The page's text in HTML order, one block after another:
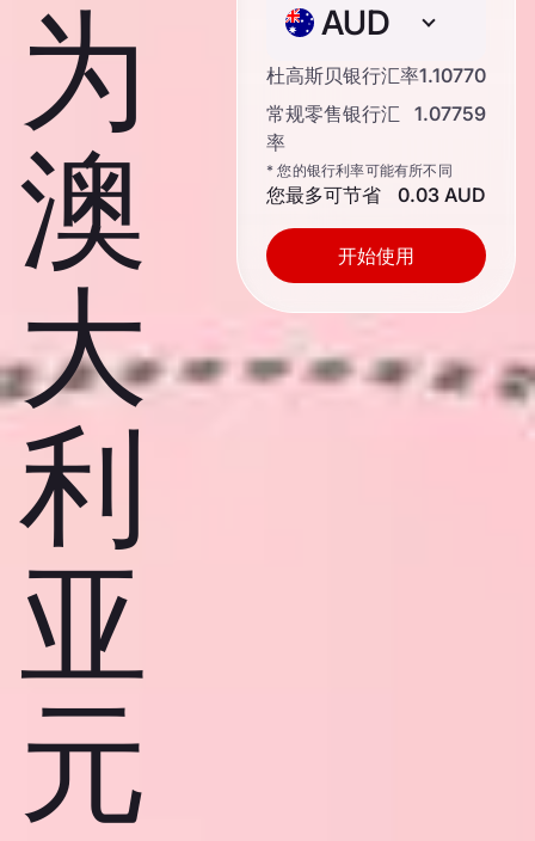
为
澳
大
利
亚
元
AUD
杜高斯贝银行汇率1.10770
常规零售银行汇
率
1.07759
* 您的银行利率可能有所不同
您最多可节省 0.03 AUD
开始使用